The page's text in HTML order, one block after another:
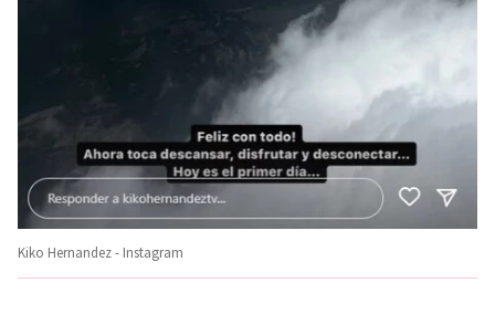
Kiko Hernandez - Instagram